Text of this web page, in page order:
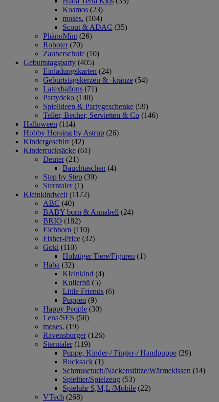
Kosmos (23)
moses. (104)
Scout & ADAC (35)
PhänoMint (26)
Roboter (70)
Zauberschule (10)
Geburtstagsparty (405)
Einladungskarten (24)
Geburtstagskerzen & -kränze (54)
Latexballons (71)
Partydeko (140)
Spielideen & Partygeschenke (59)
Teller, Becher, Servietten & Co (146)
Halloween (114)
Hobby Horsing by Astrup (26)
Kindergeschirr (42)
Kinderrucksäcke (61)
Deuter (21)
Bauchtaschen (4)
Step by Step (39)
Sterntaler (1)
Kleinkindwelt (1172)
ABC (40)
BABY born & Annabell (24)
BRIO (182)
Eichhorn (110)
Fisher-Price (32)
Goki (110)
Holztiger Tiere/Figuren (1)
Haba (32)
Kleinkind (4)
Kullerbü (5)
Little Friends (6)
Puppen (9)
Happy People (30)
Lena/SES (50)
moses. (19)
Ravensburger (126)
Sterntaler (119)
Puppe, Kinder-/ Finger-/ Handpuppe (29)
Rucksack (1)
Schmusetuch/Nackenstütze/Wärmekissen (14)
Spieltier/Spielzeug (53)
Spieluhr S,M,L /Mobile (22)
VTech (268)